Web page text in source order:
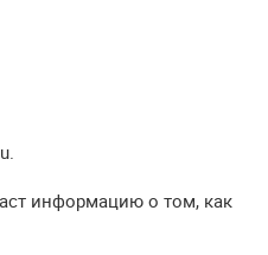
информацию о том, как